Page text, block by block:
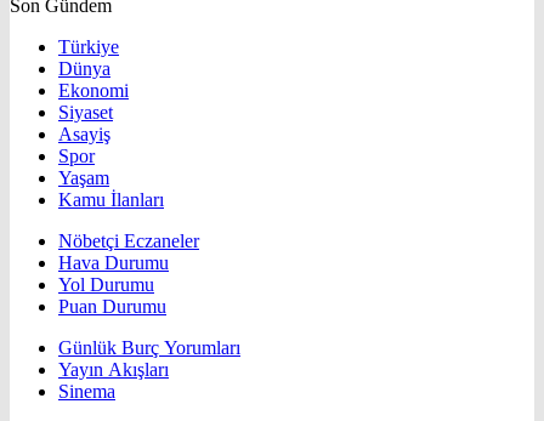
Son Gündem
Türkiye
Dünya
Ekonomi
Siyaset
Asayiş
Spor
Yaşam
Kamu İlanları
Nöbetçi Eczaneler
Hava Durumu
Yol Durumu
Puan Durumu
Günlük Burç Yorumları
Yayın Akışları
Sinema